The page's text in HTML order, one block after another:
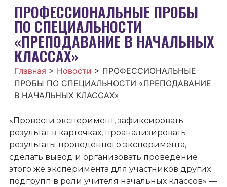
ПРОФЕССИОНАЛЬНЫЕ ПРОБЫ
ПО СПЕЦИАЛЬНОСТИ
«ПРЕПОДАВАНИЕ В НАЧАЛЬНЫХ
КЛАССАХ»
Главная > Новости > ПРОФЕССИОНАЛЬНЫЕ
ПРОБЫ ПО СПЕЦИАЛЬНОСТИ «ПРЕПОДАВАНИЕ
В НАЧАЛЬНЫХ КЛАССАХ»
«Провести эксперимент, зафиксировать
результат в карточках, проанализировать
результаты проведенного эксперимента,
сделать вывод и организовать проведение
этого же эксперимента для участников других
подгрупп в роли учителя начальных классов» —